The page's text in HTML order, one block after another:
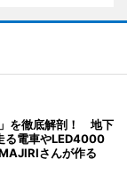
を徹底解剖！ 地下
る電車やLED4000
さんが作る